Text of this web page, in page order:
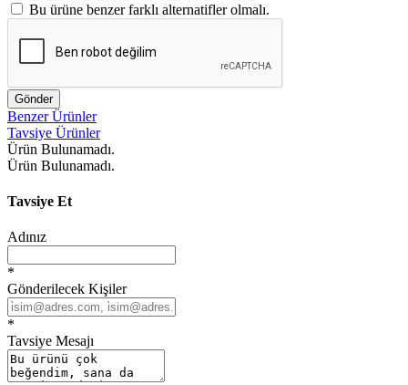
Bu ürüne benzer farklı alternatifler olmalı.
Gönder
Benzer Ürünler
Tavsiye Ürünler
Ürün Bulunamadı.
Ürün Bulunamadı.
Tavsiye Et
Adınız
*
Gönderilecek Kişiler
*
Tavsiye Mesajı